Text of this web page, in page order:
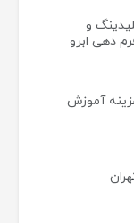
و
دهی ابرو
آموزش